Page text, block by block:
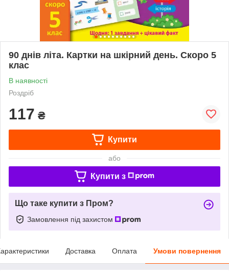
90 днів літа. Картки на шкірний день. Скоро 5
клас
В наявності
Роздріб
117 ₴
Купити
або
Купити з
Що таке купити з Пром?
Замовлення під захистом
Доставка Оплата Умови повернення